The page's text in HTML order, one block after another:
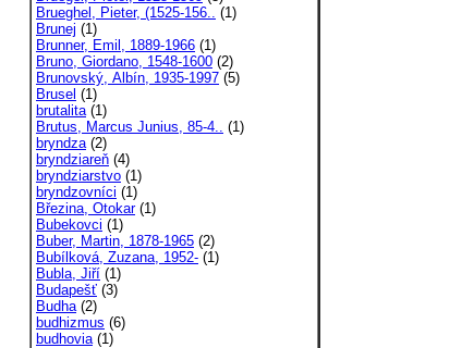
Brueghel, Pieter, (1525-156.. (1)
Brunej (1)
Brunner, Emil, 1889-1966 (1)
Bruno, Giordano, 1548-1600 (2)
Brunovský, Albín, 1935-1997 (5)
Brusel (1)
brutalita(1)
Brutus, Marcus Junius, 85-4.. (1)
bryndza(2)
bryndziareň (4)
bryndziarstvo (1)
bryndzovníci (1)
Březina, Otokar(1)
Bubekovci (1)
Buber, Martin, 1878-1965 (2)
Bubílková, Zuzana, 1952- (1)
Bubla, Jiří (1)
Budapešť (3)
Budha(2)
budhizmus (6)
budhovia(1)